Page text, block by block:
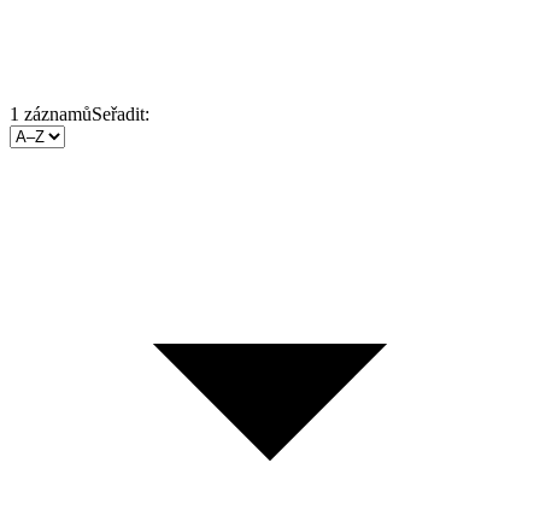
1 záznamůSeřadit: